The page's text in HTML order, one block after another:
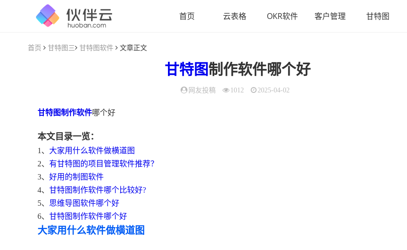
首页 云表格 OKR软件 客户管理 甘特图
首页 甘特图三 甘特图软件 文章正文
甘特图制作软件哪个好
网友投稿 1012 2025-04-02
甘特图制作软件哪个好
本文目录一览：
1、 大家用什么软件做横道图
2、 有甘特图的项目管理软件推荐？
3、 好用的制图软件
4、 甘特图制作软件哪个比较好?
5、 思维导图软件哪个好
6、 甘特图制作软件哪个好
大家用什么软件做横道图